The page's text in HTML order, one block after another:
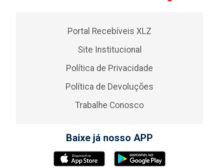
Portal Recebíveis XLZ
Site Institucional
Política de Privacidade
Política de Devoluções
Trabalhe Conosco
Baixe já nosso APP